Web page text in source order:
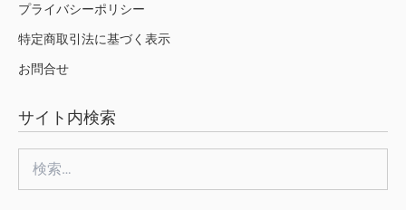
プライバシーポリシー
特定商取引法に基づく表示
お問合せ
サイト内検索